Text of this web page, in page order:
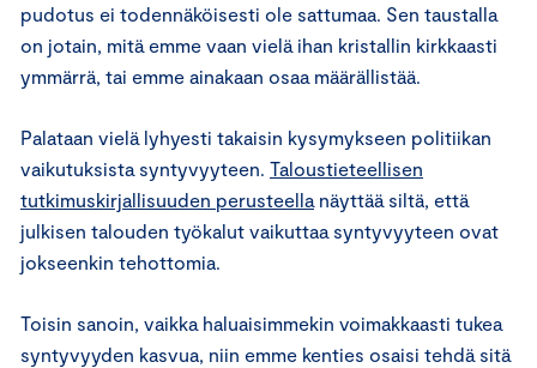
pudotus ei todennäköisesti ole sattumaa. Sen taustalla
on jotain, mitä emme vaan vielä ihan kristallin kirkkaasti
ymmärrä, tai emme ainakaan osaa määrällistää.
Palataan vielä lyhyesti takaisin kysymykseen politiikan
vaikutuksista syntyvyyteen. Taloustieteellisen
tutkimuskirjallisuuden perusteella näyttää siltä, että
julkisen talouden työkalut vaikuttaa syntyvyyteen ovat
jokseenkin tehottomia.
Toisin sanoin, vaikka haluaisimmekin voimakkaasti tukea
syntyvyyden kasvua, niin emme kenties osaisi tehdä sitä